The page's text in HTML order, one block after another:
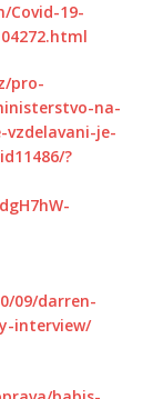
Covid-19-
pro-
na-
vzdelavani-je-
?
09/darren-
interview/